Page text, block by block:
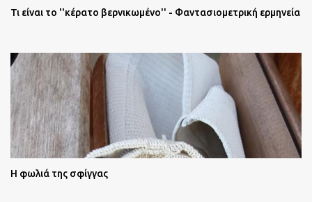
Τι είναι το ''κέρατο βερνικωμένο'' - Φαντασιομετρική ερμηνεία
Η φωλιά της σφίγγας